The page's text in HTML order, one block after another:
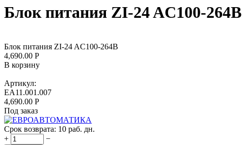
Блок питания ZI-24 AC100-264B
Блок питания ZI-24 AC100-264B
4,690.00 Р
В корзину
Артикул:
EA11.001.007
4,690.00 Р
Под заказ
Срок возврата: 10 раб. дн.
+
−